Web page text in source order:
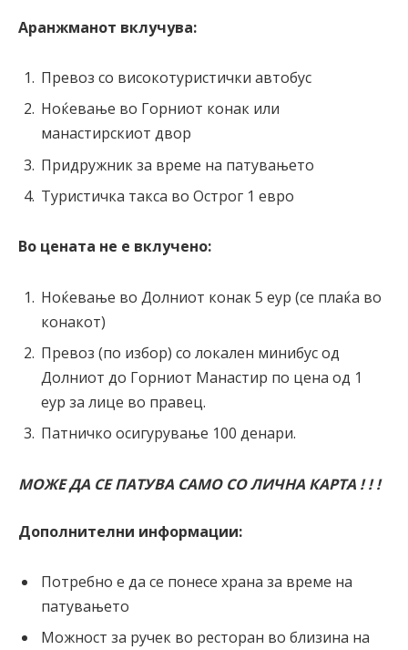
Аранжманот вклучува:
Превоз со високотуристички автобус
Ноќевање во Горниот конак или
манастирскиот двор
Придружник за време на патувањето
Туристичка такса во Острог 1 евро
Во цената не е вклучено:
Ноќевање во Долниот конак 5 еур (се плаќа во
конакот)
Превоз (по избор) со локален минибус од
Долниот до Горниот Манастир по цена од 1
еур за лице во правец.
Патничко осигурување 100 денари.
МОЖЕ ДА СЕ ПАТУВА САМО СО ЛИЧНА КАРТА ! ! !
Дополнителни информации:
Потребно е да се понесе храна за време на
патувањето
Можност за ручек во ресторан во близина на